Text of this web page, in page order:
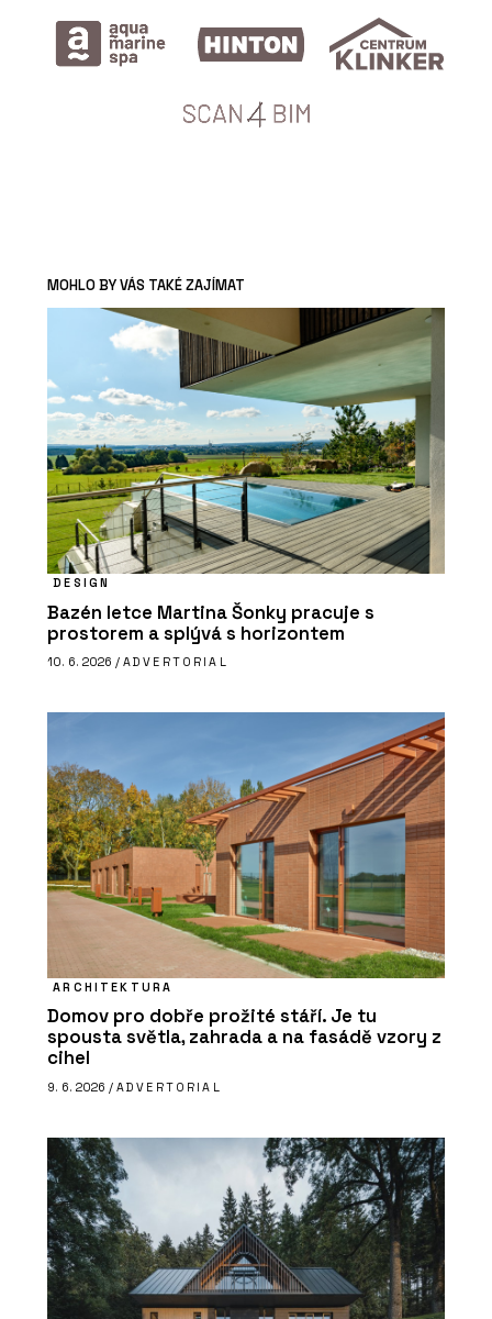
MOHLO BY VÁS TAKÉ ZAJÍMAT
DESIGN
Bazén letce Martina Šonky pracuje s
prostorem a splývá s horizontem
10. 6. 2026 / ADVERTORIAL
ARCHITEKTURA
Domov pro dobře prožité stáří. Je tu
spousta světla, zahrada a na fasádě vzory z
cihel
9. 6. 2026 / ADVERTORIAL